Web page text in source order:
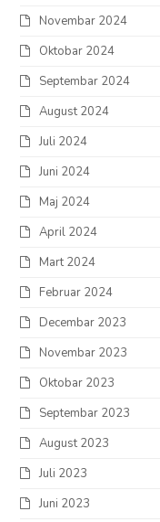
Novembar 2024
Oktobar 2024
Septembar 2024
August 2024
Juli 2024
Juni 2024
Maj 2024
April 2024
Mart 2024
Februar 2024
Decembar 2023
Novembar 2023
Oktobar 2023
Septembar 2023
August 2023
Juli 2023
Juni 2023